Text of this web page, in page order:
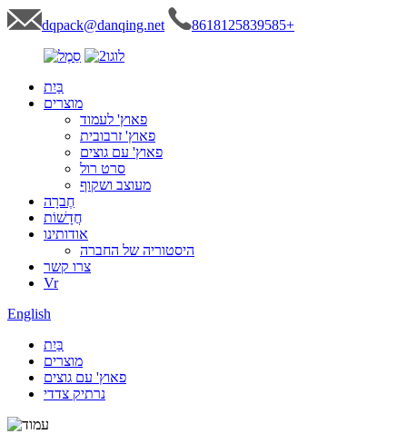
dqpack@danqing.net 8618125839585+
בַּיִת
מוצרים
פאוץ' לעמוד
פאוץ' זרבובית
פאוץ' עם גוצים
סרט רול
מעוצב ושקוף
חֶברָה
חֲדָשׁוֹת
אודותינו
היסטוריה של החברה
צרו קשר
Vr
English
בַּיִת
מוצרים
פאוץ' עם גוצים
נרתיק צדדי